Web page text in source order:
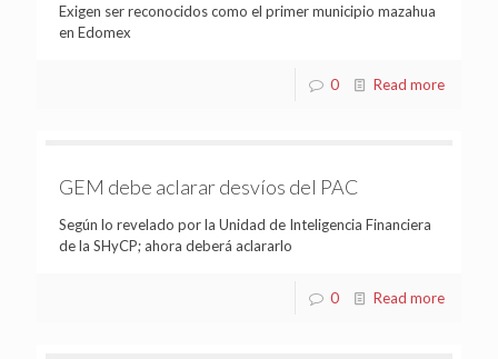
Exigen ser reconocidos como el primer municipio mazahua
en Edomex
0 Read more
GEM debe aclarar desvíos del PAC
Según lo revelado por la Unidad de Inteligencia Financiera
de la SHyCP; ahora deberá aclararlo
0 Read more